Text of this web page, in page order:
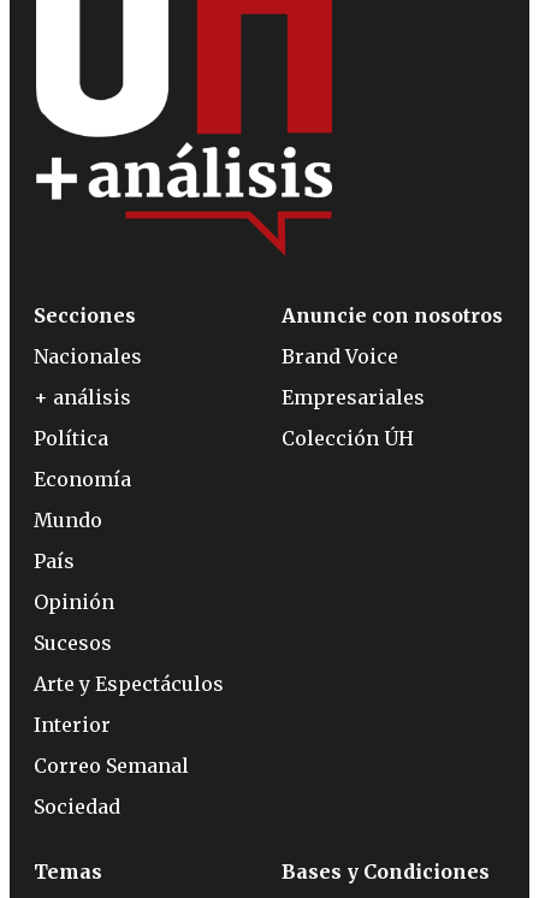
Secciones
Nacionales
+ análisis
Política
Economía
Mundo
País
Opinión
Sucesos
Arte y Espectáculos
Interior
Correo Semanal
Sociedad
Anuncie con nosotros
Brand Voice
Empresariales
Colección ÚH
Temas
Bases y Condiciones